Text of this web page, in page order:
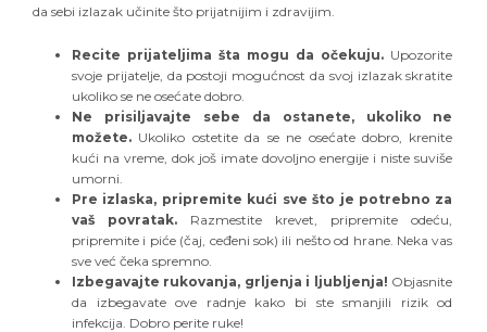
da sebi izlazak učinite što prijatnijim i zdravijim.
Recite prijateljima šta mogu da očekuju. Upozorite
svoje prijatelje, da postoji mogućnost da svoj izlazak skratite
ukoliko se ne osećate dobro.
Ne prisiljavajte sebe da ostanete, ukoliko ne
možete. Ukoliko ostetite da se ne osećate dobro, krenite
kući na vreme, dok još imate dovoljno energije i niste suviše
umorni.
Pre izlaska, pripremite kući sve što je potrebno za
vaš povratak. Razmestite krevet, pripremite odeću,
pripremite i piće (čaj, ceđeni sok) ili nešto od hrane. Neka vas
sve već čeka spremno.
Izbegavajte rukovanja, grljenja i ljubljenja! Objasnite
da izbegavate ove radnje kako bi ste smanjili rizik od
infekcija. Dobro perite ruke!